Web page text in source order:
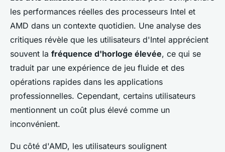
les performances réelles des processeurs Intel et
AMD dans un contexte quotidien. Une analyse des
critiques révèle que les utilisateurs d'Intel apprécient
souvent la fréquence d'horloge élevée, ce qui se
traduit par une expérience de jeu fluide et des
opérations rapides dans les applications
professionnelles. Cependant, certains utilisateurs
mentionnent un coût plus élevé comme un
inconvénient.
Du côté d'AMD, les utilisateurs soulignent